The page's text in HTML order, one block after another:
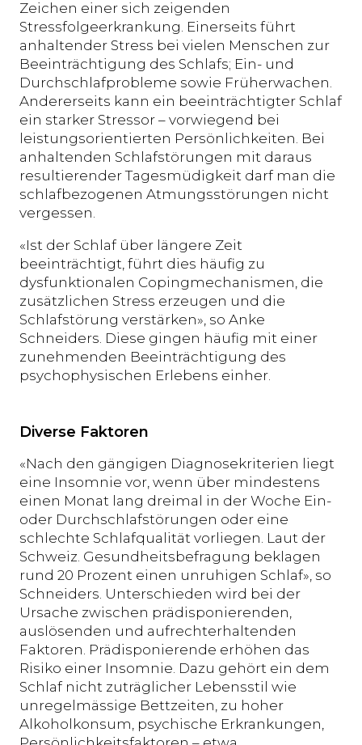
Zeichen einer sich zeigenden
Stressfolgeerkrankung. Einerseits führt
anhaltender Stress bei vielen Menschen zur
Beeinträchtigung des Schlafs; Ein- und
Durchschlafprobleme sowie Früherwachen.
Andererseits kann ein beeinträchtigter Schlaf
ein starker Stressor – vorwiegend bei
leistungsorientierten Persönlichkeiten. Bei
anhaltenden Schlafstörungen mit daraus
resultierender Tagesmüdigkeit darf man die
schlafbezogenen Atmungsstörungen nicht
vergessen.
«Ist der Schlaf über längere Zeit
beeinträchtigt, führt dies häufig zu
dysfunktionalen Copingmechanismen, die
zusätzlichen Stress erzeugen und die
Schlafstörung verstärken», so Anke
Schneiders. Diese gingen häufig mit einer
zunehmenden Beeinträchtigung des
psychophysischen Erlebens einher.
Diverse Faktoren
«Nach den gängigen Diagnosekriterien liegt
eine Insomnie vor, wenn über mindestens
einen Monat lang dreimal in der Woche Ein-
oder Durchschlafstörungen oder eine
schlechte Schlafqualität vorliegen. Laut der
Schweiz. Gesundheitsbefragung beklagen
rund 20 Prozent einen unruhigen Schlaf», so
Schneiders. Unterschieden wird bei der
Ursache zwischen prädisponierenden,
auslösenden und aufrechterhaltenden
Faktoren. Prädisponierende erhöhen das
Risiko einer Insomnie. Dazu gehört ein dem
Schlaf nicht zuträglicher Lebensstil wie
unregelmässige Bettzeiten, zu hoher
Alkoholkonsum, psychische Erkrankungen,